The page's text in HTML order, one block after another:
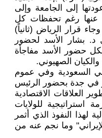
إلى الجامعة وإلى
عنها رغم تحفظات كل
قرار الرياض (ثانياً)
د. بشار الأسد لحضور
حضور الأسد مفاجأة
الصهيوني.
في السعودية وفي عموم
في جدة بحضور الرئيس
العلاقات الاقتصادية
استراتيجية للولايات
لهذا النفوذ الذي أثمر
وما نجم عنه من